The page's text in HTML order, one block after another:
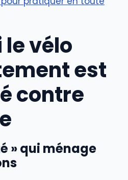
le vélo
est
contre
» qui ménage